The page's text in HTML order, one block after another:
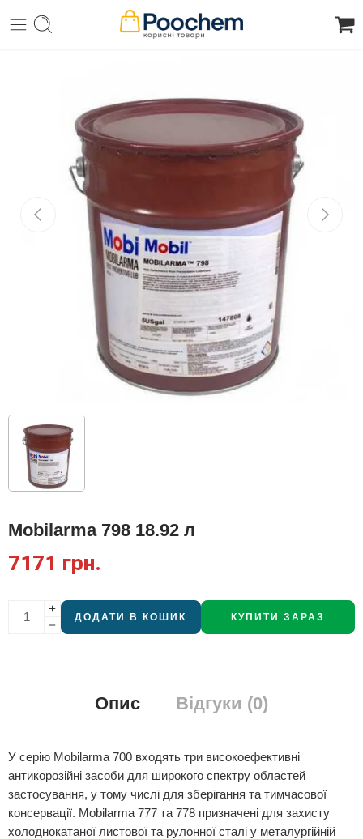
Mobilarma 798 18.92 л
7171 грн.
ДОДАТИ В КОШИК КУПИТИ ЗАРАЗ
Опис Відгуки (0)
У серію Mobilarma 700 входять три високоефективні
антикорозійні засоби для широкого спектру областей
застосування, у тому числі для зберігання та тимчасової
консервації. Mobilarma 777 та 778 призначені для захисту
холоднокатаної листової та рулонної сталі у металургійній